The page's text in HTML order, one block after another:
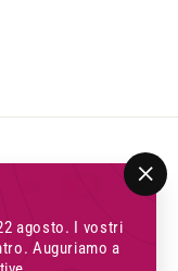
agosto. I vostri
Auguriamo a